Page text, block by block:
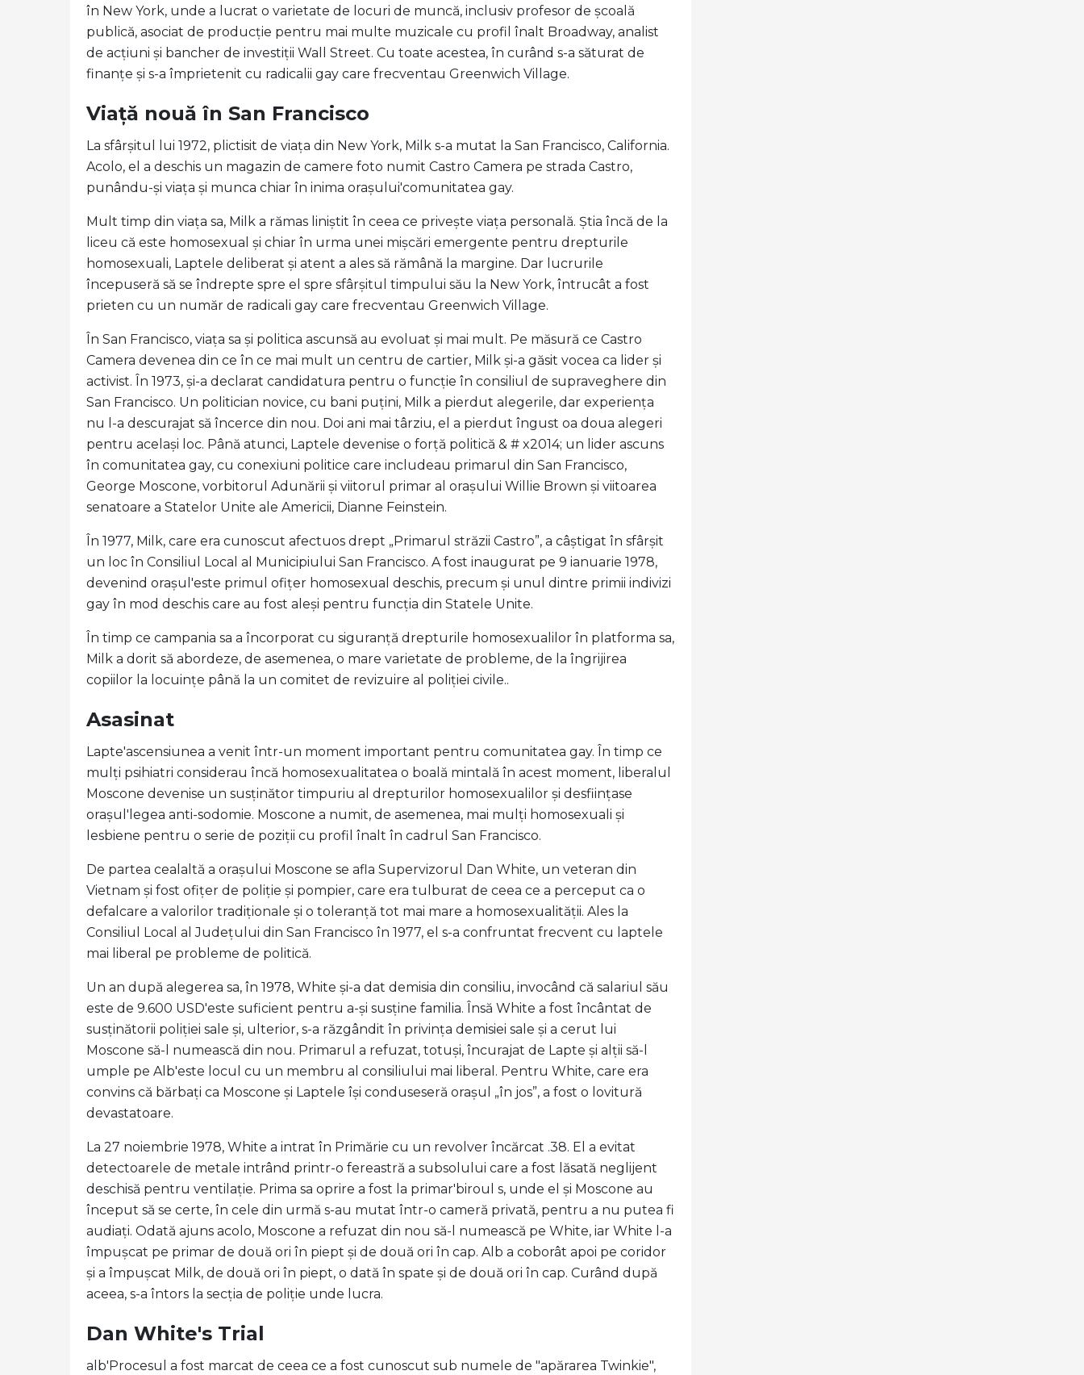
în New York, unde a lucrat o varietate de locuri de muncă, inclusiv profesor de școală
publică, asociat de producție pentru mai multe muzicale cu profil înalt Broadway, analist
de acțiuni și bancher de investiții Wall Street. Cu toate acestea, în curând s-a săturat de
finanțe și s-a împrietenit cu radicalii gay care frecventau Greenwich Village.
Viață nouă în San Francisco
La sfârșitul lui 1972, plictisit de viața din New York, Milk s-a mutat la San Francisco, California.
Acolo, el a deschis un magazin de camere foto numit Castro Camera pe strada Castro,
punându-și viața și munca chiar în inima orașului'comunitatea gay.
Mult timp din viața sa, Milk a rămas liniștit în ceea ce privește viața personală. Știa încă de la
liceu că este homosexual și chiar în urma unei mișcări emergente pentru drepturile
homosexuali, Laptele deliberat și atent a ales să rămână la margine. Dar lucrurile
începuseră să se îndrepte spre el spre sfârșitul timpului său la New York, întrucât a fost
prieten cu un număr de radicali gay care frecventau Greenwich Village.
În San Francisco, viața sa și politica ascunsă au evoluat și mai mult. Pe măsură ce Castro
Camera devenea din ce în ce mai mult un centru de cartier, Milk și-a găsit vocea ca lider și
activist. În 1973, și-a declarat candidatura pentru o funcție în consiliul de supraveghere din
San Francisco. Un politician novice, cu bani puțini, Milk a pierdut alegerile, dar experiența
nu l-a descurajat să încerce din nou. Doi ani mai târziu, el a pierdut îngust oa doua alegeri
pentru același loc. Până atunci, Laptele devenise o forță politică & # x2014; un lider ascuns
în comunitatea gay, cu conexiuni politice care includeau primarul din San Francisco,
George Moscone, vorbitorul Adunării și viitorul primar al orașului Willie Brown și viitoarea
senatoare a Statelor Unite ale Americii, Dianne Feinstein.
În 1977, Milk, care era cunoscut afectuos drept „Primarul străzii Castro”, a câștigat în sfârșit
un loc în Consiliul Local al Municipiului San Francisco. A fost inaugurat pe 9 ianuarie 1978,
devenind orașul'este primul ofițer homosexual deschis, precum și unul dintre primii indivizi
gay în mod deschis care au fost aleși pentru funcția din Statele Unite.
În timp ce campania sa a încorporat cu siguranță drepturile homosexualilor în platforma sa,
Milk a dorit să abordeze, de asemenea, o mare varietate de probleme, de la îngrijirea
copiilor la locuințe până la un comitet de revizuire al poliției civile..
Asasinat
Lapte'ascensiunea a venit într-un moment important pentru comunitatea gay. În timp ce
mulți psihiatri considerau încă homosexualitatea o boală mintală în acest moment, liberalul
Moscone devenise un susținător timpuriu al drepturilor homosexualilor și desființase
orașul'legea anti-sodomie. Moscone a numit, de asemenea, mai mulți homosexuali și
lesbiene pentru o serie de poziții cu profil înalt în cadrul San Francisco.
De partea cealaltă a orașului Moscone se afla Supervizorul Dan White, un veteran din
Vietnam și fost ofițer de poliție și pompier, care era tulburat de ceea ce a perceput ca o
defalcare a valorilor tradiționale și o toleranță tot mai mare a homosexualității. Ales la
Consiliul Local al Județului din San Francisco în 1977, el s-a confruntat frecvent cu laptele
mai liberal pe probleme de politică.
Un an după alegerea sa, în 1978, White și-a dat demisia din consiliu, invocând că salariul său
este de 9.600 USD'este suficient pentru a-și susține familia. Însă White a fost încântat de
susținătorii poliției sale și, ulterior, s-a răzgândit în privința demisiei sale și a cerut lui
Moscone să-l numească din nou. Primarul a refuzat, totuși, încurajat de Lapte și alții să-l
umple pe Alb'este locul cu un membru al consiliului mai liberal. Pentru White, care era
convins că bărbați ca Moscone și Laptele își conduseseră orașul „în jos”, a fost o lovitură
devastatoare.
La 27 noiembrie 1978, White a intrat în Primărie cu un revolver încărcat .38. El a evitat
detectoarele de metale intrând printr-o fereastră a subsolului care a fost lăsată neglijent
deschisă pentru ventilație. Prima sa oprire a fost la primar'biroul s, unde el și Moscone au
început să se certe, în cele din urmă s-au mutat într-o cameră privată, pentru a nu putea fi
audiați. Odată ajuns acolo, Moscone a refuzat din nou să-l numească pe White, iar White l-a
împușcat pe primar de două ori în piept și de două ori în cap. Alb a coborât apoi pe coridor
și a împușcat Milk, de două ori în piept, o dată în spate și de două ori în cap. Curând după
aceea, s-a întors la secția de poliție unde lucra.
Dan White's Trial
alb'Procesul a fost marcat de ceea ce a fost cunoscut sub numele de "apărarea Twinkie",